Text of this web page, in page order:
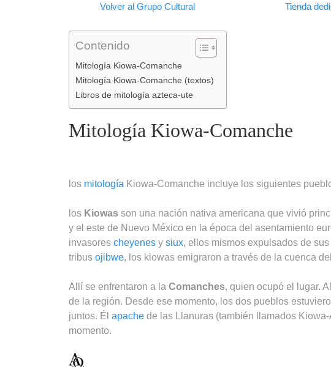
Volver al Grupo Cultural Tienda
Contenido
Mitología Kiowa-Comanche
Mitología Kiowa-Comanche (textos)
Libros de mitología azteca-ute
Mitología Kiowa-Comanche
los mitología Kiowa-Comanche incluye los siguientes
los Kiowas son una nación nativa americana que vivió
y el este de Nuevo México en la época del asentamiento
invasores cheyenes y siux, ellos mismos expulsados de
tribus ojibwe, los kiowas emigraron a través de la cuenca
Allí se enfrentaron a la Comanches, quien ocupó el lugar.
de la región. Desde ese momento, los dos pueblos
juntos. Él apache de las Llanuras (también llamados
momento.